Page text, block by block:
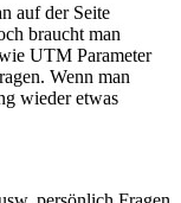
auf der Seite
braucht man
UTM Parameter
Wenn man
wieder etwas